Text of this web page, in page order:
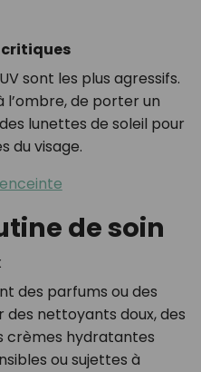
critiques
sont les plus agressifs.
de porter un
lunettes de soleil pour
du visage.
de soin
des parfums ou des
nettoyants doux, des
crèmes hydratantes
ou sujettes à